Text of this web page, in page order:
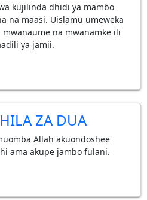
kujilinda dhidi ya mambo
na maasi. Uislamu umeweka
na mwanamke ili
ya jamii.
ZA DUA
Allah akuondoshee
ama akupe jambo fulani.